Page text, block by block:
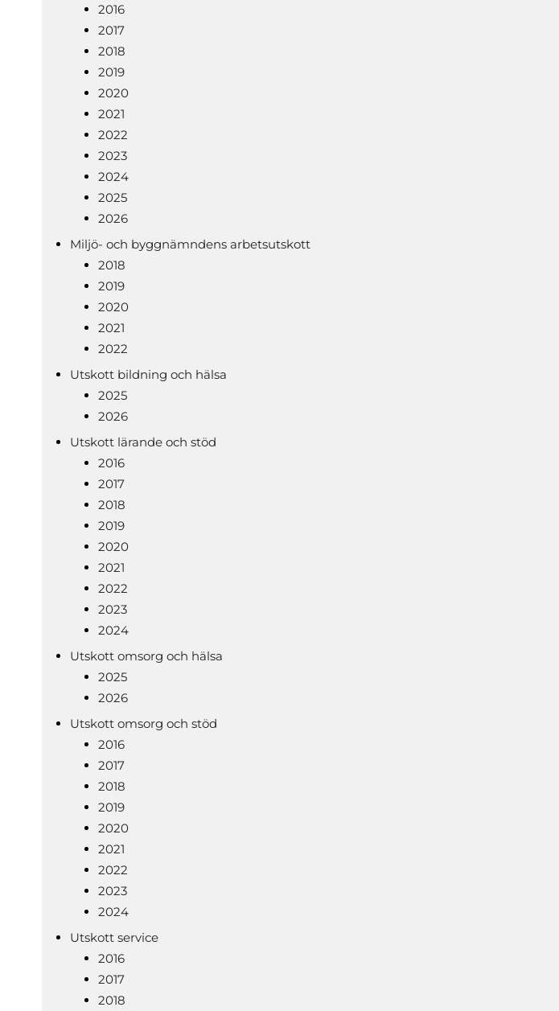
2016
2017
2018
2019
2020
2021
2022
2023
2024
2025
2026
Miljö- och byggnämndens arbetsutskott
2018
2019
2020
2021
2022
Utskott bildning och hälsa
2025
2026
Utskott lärande och stöd
2016
2017
2018
2019
2020
2021
2022
2023
2024
Utskott omsorg och hälsa
2025
2026
Utskott omsorg och stöd
2016
2017
2018
2019
2020
2021
2022
2023
2024
Utskott service
2016
2017
2018